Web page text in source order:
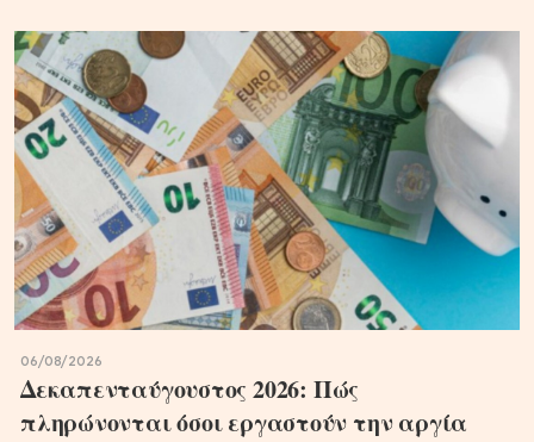
06/08/2026
Δεκαπενταύγουστος 2026: Πώς
πληρώνονται όσοι εργαστούν την αργία